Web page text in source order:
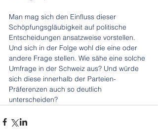
Man mag sich den Einfluss dieser
Schöpfungsgläubigkeit auf politische
Entscheidungen ansatzweise vorstellen.
Und sich in der Folge wohl die eine oder
andere Frage stellen. Wie sähe eine solche
Umfrage in der Schweiz aus? Und würde
sich diese innerhalb der Parteien-
Präferenzen auch so deutlich
unterscheiden?